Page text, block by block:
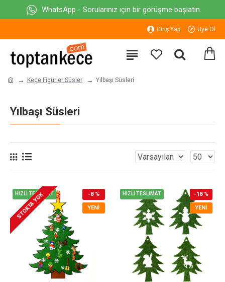
WhatsApp - Sorularınız için bir görüşme başlatın.
Giriş Yap Üye Ol
Keçe Figürler Süsler Yılbaşı Süsleri
Yılbaşı Süsleri
HIZLI TESLİMAT
YENI
-8 %
STOKTA YOK HIZLI TESLİMAT
YENI
-18 %